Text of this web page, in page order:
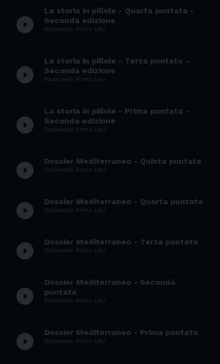
play_circle_filled
La storia in pillole - Quarta puntata -
Seconda edizione
Radioweb Primo Levi
play_circle_filled
La storia in pillole - Terza puntata -
Seconda edizione
Radioweb Primo Levi
play_circle_filled
La storia in pillole - Prima puntata -
Seconda edizione
Radioweb Primo Levi
play_circle_filled Dossier Mediterraneo - Quinta puntata
Radioweb Primo Levi
play_circle_filled Dossier Mediterraneo - Quarta puntata
Radioweb Primo Levi
play_circle_filled Dossier Mediterraneo - Terza puntata
Radioweb Primo Levi
play_circle_filled
Dossier Mediterraneo - Seconda
puntata
Radioweb Primo Levi
play_circle_filled Dossier Mediterraneo - Prima puntata
Radioweb Primo Levi